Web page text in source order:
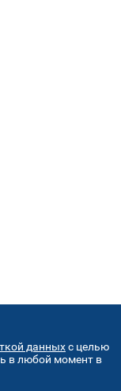
данныхс целью
в любой момент в